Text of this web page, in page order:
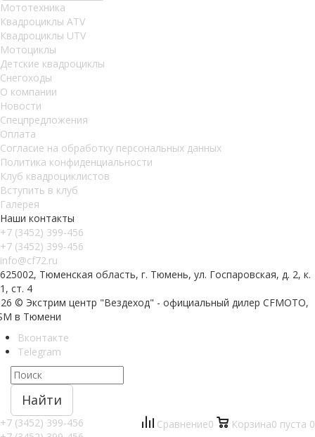
Мототехника
Квадроциклы ATV
Квадроциклы UTV
Мотоциклы
Детские квадроциклы
Снегоходы
О компании
Новости
Спецпредложения
Оплата
Согласие на обработку персональных данных
Политика конфиденциальности
Клуб квадроциклистов
Вступить в клуб
Галерея
Наши контакты
+7 (3452) 399-456
+7 (3452) 399-456
info@cf72.ru
625002, Тюменская область, г. Тюмень, ул. Госпаровская, д. 2, к.
1, ст. 4
© Экстрим центр "Вездеход" - официальный дилер CFMOTO,
в Тюмени
Вконтакте
Telegram
Найти
+7 (3452) 399-456
Сравнение0 Корзина0 пуста 0